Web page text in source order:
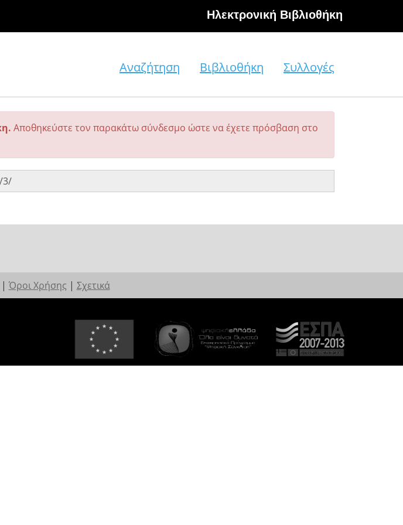
Hλεκτρονική Βιβλιοθήκη
Αναζήτηση Βιβλιοθήκη Συλλογές
Αποθηκεύστε τον παρακάτω σύνδεσμο ώστε να έχετε πρόσβαση στο
| Όροι Χρήσης | Σχετικά